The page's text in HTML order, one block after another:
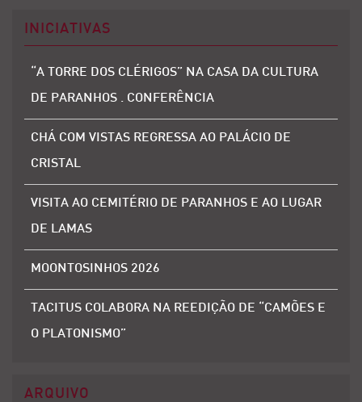
INICIATIVAS
“A TORRE DOS CLÉRIGOS” NA CASA DA CULTURA
DE PARANHOS . CONFERÊNCIA
CHÁ COM VISTAS REGRESSA AO PALÁCIO DE
CRISTAL
VISITA AO CEMITÉRIO DE PARANHOS E AO LUGAR
DE LAMAS
MOONTOSINHOS 2026
TACITUS COLABORA NA REEDIÇÃO DE “CAMÕES E
O PLATONISMO”
ARQUIVO